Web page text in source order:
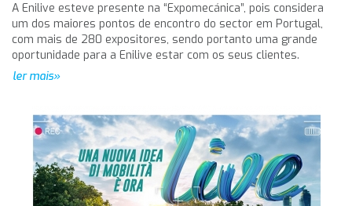
A Enilive esteve presente na “Expomecánica”, pois considera
um dos maiores pontos de encontro do sector em Portugal,
com mais de 280 expositores, sendo portanto uma grande
oportunidade para a Enilive estar com os seus clientes.
ler mais»